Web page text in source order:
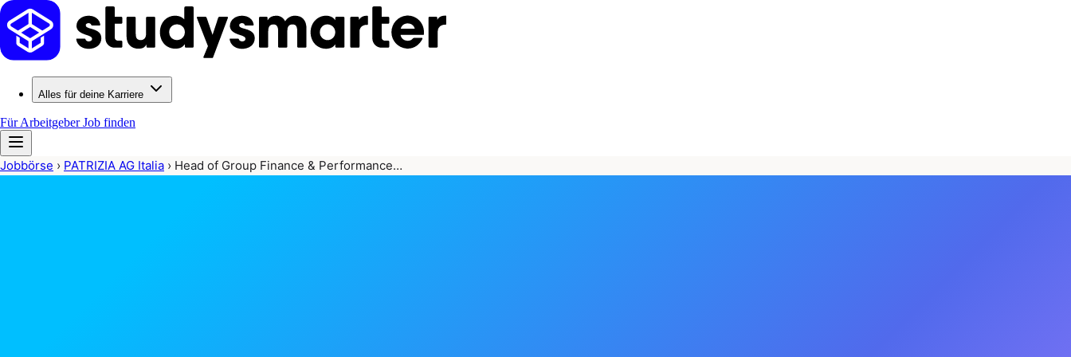
Alles für deine Karriere
Für ArbeitgeberJob finden
Jobbörse › PATRIZIA AG Italia › Head of Group Finance & Performance…